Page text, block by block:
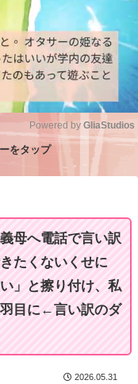
Powered by GliaStudios
をタップ
母へ電話で言い訳
たくないくせに
」と擦り付け、私
目に←言い訳のダ
2026.05.31